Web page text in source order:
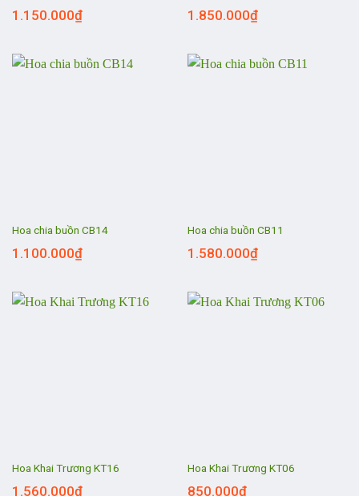
1.150.000₫ 1.850.000₫
Hoa chia buồn CB14
1.100.000₫
Hoa chia buồn CB11
1.580.000₫
Hoa Khai Trương KT16
1.560.000₫
Hoa Khai Trương KT06
850.000₫